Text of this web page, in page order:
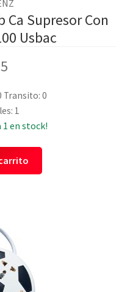
Ca Supresor Con
Usbac
Transito: 0
1
1 en stock!